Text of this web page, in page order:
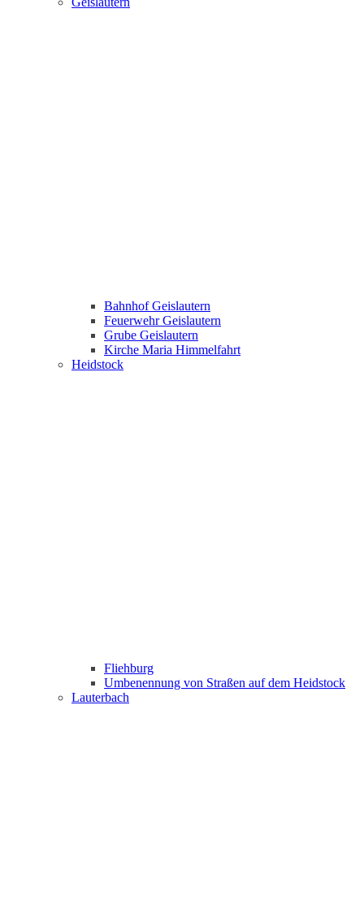
Bahnhof Geislautern
Feuerwehr Geislautern
Grube Geislautern
Kirche Maria Himmelfahrt
Heidstock
Fliehburg
Umbenennung von Straßen auf dem Heidstock
Lauterbach